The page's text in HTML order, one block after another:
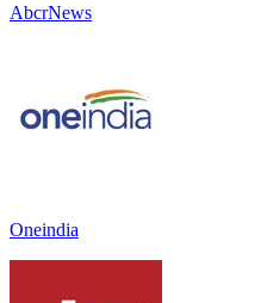
AbcrNews
Oneindia